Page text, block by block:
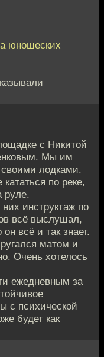
юношеских
с Никитой
Мы им
лодками.
по реке,
руле.
инструктаж по
всё выслушал,
всё и так знает.
матом и
Очень хотелось
ежедневным за
с психической
будет как